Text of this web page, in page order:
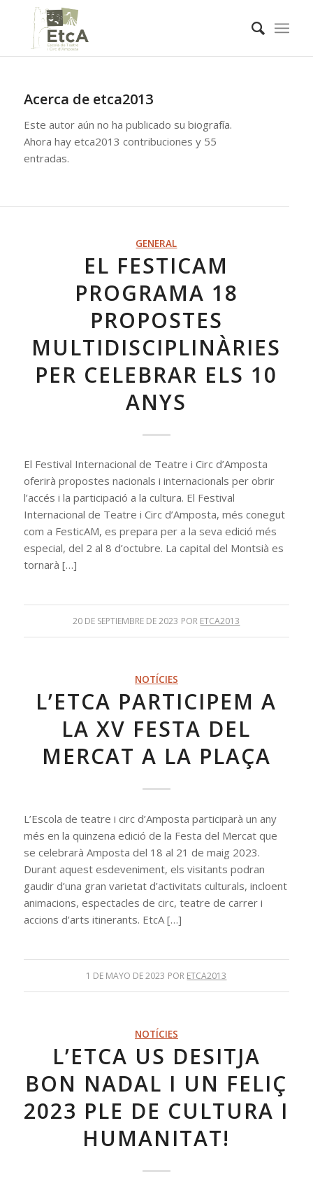
Acerca de etca2013
Este autor aún no ha publicado su biografía.
Ahora hay etca2013 contribuciones y 55
entradas.
GENERAL
EL FESTICAM
PROGRAMA 18
PROPOSTES
MULTIDISCIPLINÀRIES
PER CELEBRAR ELS 10
ANYS
El Festival Internacional de Teatre i Circ d’Amposta
oferirà propostes nacionals i internacionals per obrir
l’accés i la participació a la cultura. El Festival
Internacional de Teatre i Circ d’Amposta, més conegut
com a FesticAM, es prepara per a la seva edició més
especial, del 2 al 8 d’octubre. La capital del Montsià es
tornarà […]
20 DE SEPTIEMBRE DE 2023 POR ETCA2013
NOTÍCIES
L’ETCA PARTICIPEM A
LA XV FESTA DEL
MERCAT A LA PLAÇA
L’Escola de teatre i circ d’Amposta participarà un any
més en la quinzena edició de la Festa del Mercat que
se celebrarà Amposta del 18 al 21 de maig 2023.
Durant aquest esdeveniment, els visitants podran
gaudir d’una gran varietat d’activitats culturals, incloent
animacions, espectacles de circ, teatre de carrer i
accions d’arts itinerants. EtcA […]
1 DE MAYO DE 2023 POR ETCA2013
NOTÍCIES
L’ETCA US DESITJA
BON NADAL I UN FELIÇ
2023 PLE DE CULTURA I
HUMANITAT!